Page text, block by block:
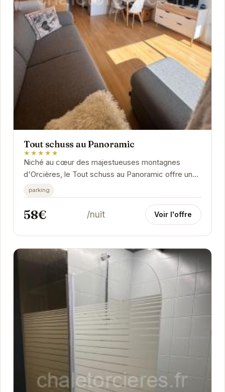
Tout schuss au Panoramic
★★★★★
Niché au cœur des majestueuses montagnes
d'Orcières, le Tout schuss au Panoramic offre une
expérience unique alliant confort moderne et
charme...
parking
58€ /nuit Voir l'offre